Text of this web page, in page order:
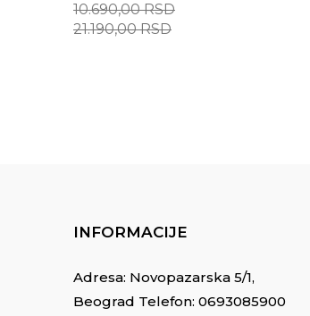
10.690,00RSD
21.190,00RSD
INFORMACIJE
Adresa: Novopazarska 5/1,
Beograd Telefon: 0693085900